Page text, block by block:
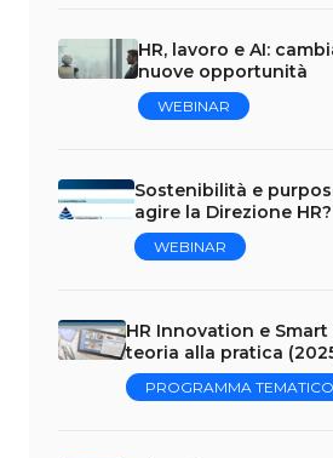
HR, lavoro e AI:
nuove opportunità
WEBINAR
Sostenibilità e
agire la Direzione HR?
WEBINAR
HR Innovation e
teoria alla pratica
PROGRAMMA TEMATICO